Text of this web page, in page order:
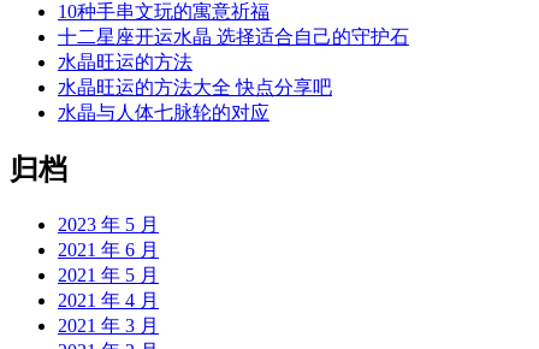
10种手串文玩的寓意祈福
十二星座开运水晶 选择适合自己的守护石
水晶旺运的方法
水晶旺运的方法大全 快点分享吧
水晶与人体七脉轮的对应
归档
2023 年 5 月
2021 年 6 月
2021 年 5 月
2021 年 4 月
2021 年 3 月